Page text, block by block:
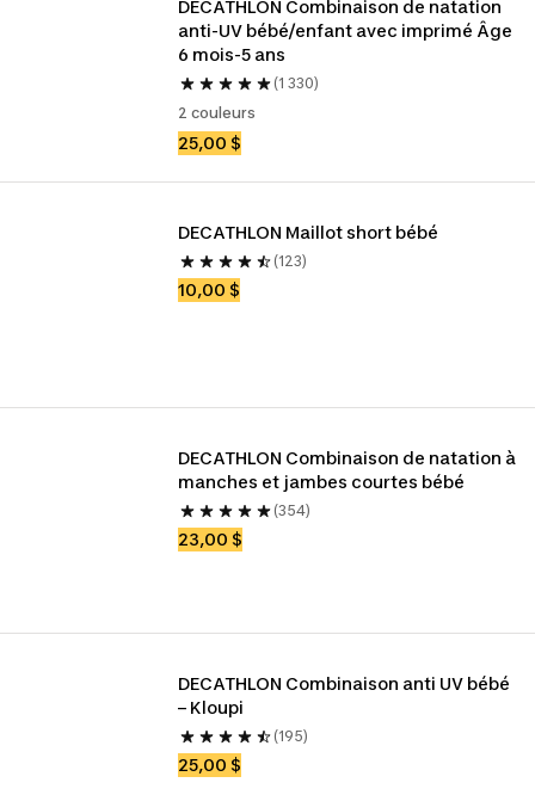
DECATHLON Combinaison de natation
anti-UV bébé/enfant avec imprimé Âge
6 mois-5 ans
(1 330)
2 couleurs
25,00 $
DECATHLON Maillot short bébé
(123)
10,00 $
DECATHLON Combinaison de natation à
manches et jambes courtes bébé
(354)
23,00 $
DECATHLON Combinaison anti UV bébé
– Kloupi
(195)
25,00 $